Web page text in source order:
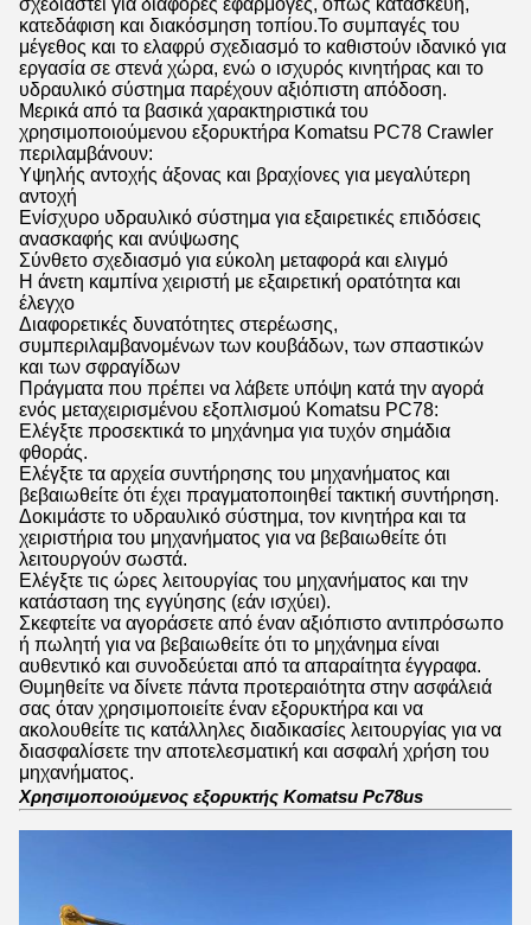
σχεδιαστεί για διάφορες εφαρμογές, όπως κατασκευή,
κατεδάφιση και διακόσμηση τοπίου.Το συμπαγές του
μέγεθος και το ελαφρύ σχεδιασμό το καθιστούν ιδανικό για
εργασία σε στενά χώρα, ενώ ο ισχυρός κινητήρας και το
υδραυλικό σύστημα παρέχουν αξιόπιστη απόδοση.
Μερικά από τα βασικά χαρακτηριστικά του
χρησιμοποιούμενου εξορυκτήρα Komatsu PC78 Crawler
περιλαμβάνουν:
Υψηλής αντοχής άξονας και βραχίονες για μεγαλύτερη
αντοχή
Ενίσχυρο υδραυλικό σύστημα για εξαιρετικές επιδόσεις
ανασκαφής και ανύψωσης
Σύνθετο σχεδιασμό για εύκολη μεταφορά και ελιγμό
Η άνετη καμπίνα χειριστή με εξαιρετική ορατότητα και
έλεγχο
Διαφορετικές δυνατότητες στερέωσης,
συμπεριλαμβανομένων των κουβάδων, των σπαστικών
και των σφραγίδων
Πράγματα που πρέπει να λάβετε υπόψη κατά την αγορά
ενός μεταχειρισμένου εξοπλισμού Komatsu PC78:
Ελέγξτε προσεκτικά το μηχάνημα για τυχόν σημάδια
φθοράς.
Ελέγξτε τα αρχεία συντήρησης του μηχανήματος και
βεβαιωθείτε ότι έχει πραγματοποιηθεί τακτική συντήρηση.
Δοκιμάστε το υδραυλικό σύστημα, τον κινητήρα και τα
χειριστήρια του μηχανήματος για να βεβαιωθείτε ότι
λειτουργούν σωστά.
Ελέγξτε τις ώρες λειτουργίας του μηχανήματος και την
κατάσταση της εγγύησης (εάν ισχύει).
Σκεφτείτε να αγοράσετε από έναν αξιόπιστο αντιπρόσωπο
ή πωλητή για να βεβαιωθείτε ότι το μηχάνημα είναι
αυθεντικό και συνοδεύεται από τα απαραίτητα έγγραφα.
Θυμηθείτε να δίνετε πάντα προτεραιότητα στην ασφάλειά
σας όταν χρησιμοποιείτε έναν εξορυκτήρα και να
ακολουθείτε τις κατάλληλες διαδικασίες λειτουργίας για να
διασφαλίσετε την αποτελεσματική και ασφαλή χρήση του
μηχανήματος.
Χρησιμοποιούμενος εξορυκτής Komatsu Pc78us